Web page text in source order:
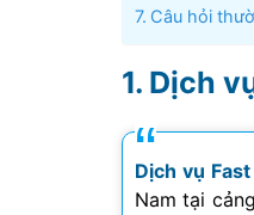
Câu hỏi
Dịch
Dịch vụ
Nam tại